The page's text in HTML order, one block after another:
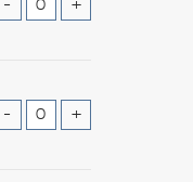
- +
- +